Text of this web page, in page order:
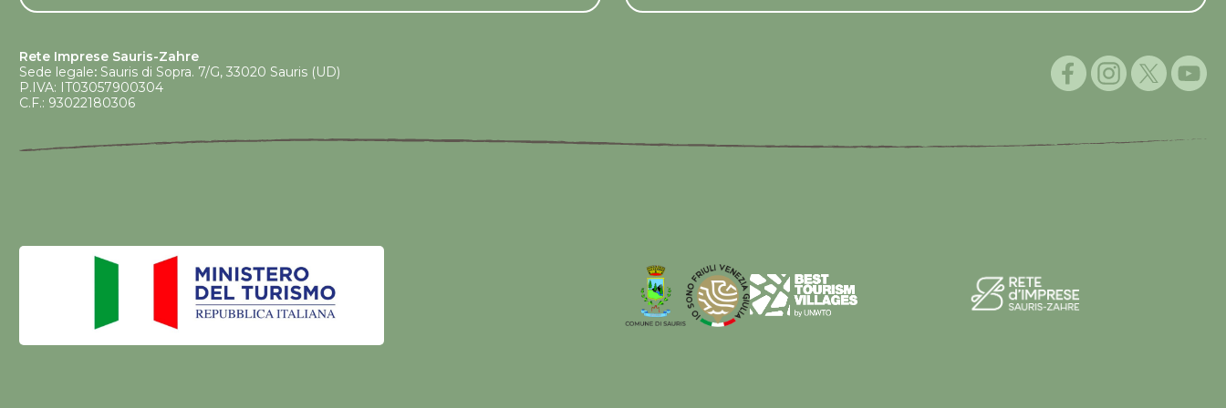
Rete Imprese Sauris-Zahre
Sede legale:Sauris di Sopra. 7/G, 33020 Sauris (UD)
P.IVA: IT03057900304
C.F.: 93022180306